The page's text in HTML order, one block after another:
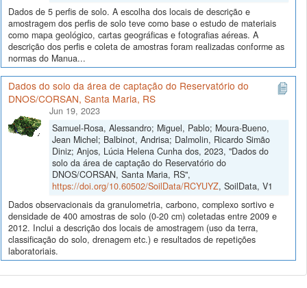
Dados de 5 perfis de solo. A escolha dos locais de descrição e
amostragem dos perfis de solo teve como base o estudo de materiais
como mapa geológico, cartas geográficas e fotografias aéreas. A
descrição dos perfis e coleta de amostras foram realizadas conforme as
normas do Manua...
Dados do solo da área de captação do Reservatório do
DNOS/CORSAN, Santa Maria, RS
Jun 19, 2023
Samuel-Rosa, Alessandro; Miguel, Pablo; Moura-Bueno,
Jean Michel; Balbinot, Andrisa; Dalmolin, Ricardo Simão
Diniz; Anjos, Lúcia Helena Cunha dos, 2023, "Dados do
solo da área de captação do Reservatório do
DNOS/CORSAN, Santa Maria, RS",
https://doi.org/10.60502/SoilData/RCYUYZ, SoilData, V1
Dados observacionais da granulometria, carbono, complexo sortivo e
densidade de 400 amostras de solo (0-20 cm) coletadas entre 2009 e
2012. Inclui a descrição dos locais de amostragem (uso da terra,
classificação do solo, drenagem etc.) e resultados de repetições
laboratoriais.